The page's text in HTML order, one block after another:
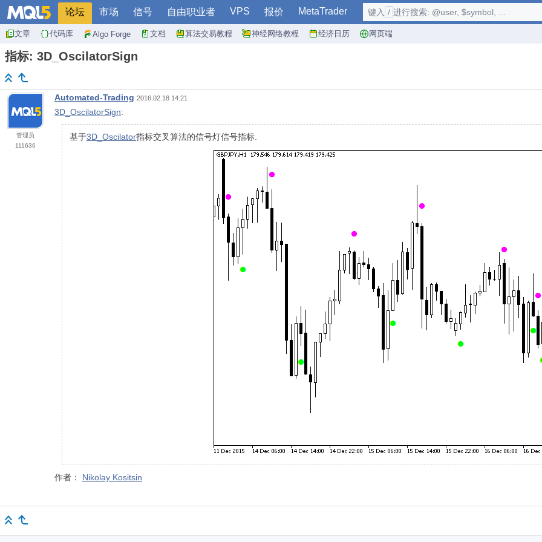
论坛 市场 信号 自由职业者 VPS 报价 MetaTrader
文章 代码库 Algo Forge 文档 算法交易教程 神经网络教程 经济日历 网页端
键入 / 进行搜索: @user, $symbol, ...
指标: 3D_OscilatorSign
管理员
111636
Automated-Trading 2016.02.18 14:21
3D_OscilatorSign:
基于3D_Oscilator指标交叉算法的信号灯信号指标.
作者： Nikolay Kositsin